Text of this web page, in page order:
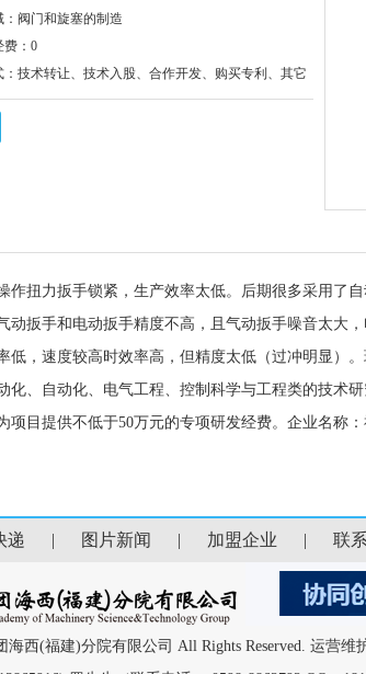
：阀门和旋塞的制造
费：0
：技术转让、技术入股、合作开发、购买专利、其它
扭力扳手锁紧，生产效率太低。后期很多采用了
扳手和电动扳手精度不高，且气动扳手噪音太大
，速度较高时效率高，但精度太低（过冲明显）
、自动化、电气工程、控制科学与工程类的技术
目提供不低于50万元的专项研发经费。企业名称
递 | 图片新闻 | 加盟企业 | 联
西(福建)分院有限公司 All Rights Reserved. 运营